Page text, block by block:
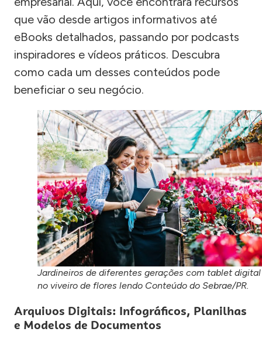
que vão desde artigos informativos até
eBooks detalhados, passando por podcasts
inspiradores e vídeos práticos. Descubra
como cada um desses conteúdos pode
beneficiar o seu negócio.
Jardineiros de diferentes gerações com tablet digital
no viveiro de flores lendo Conteúdo do Sebrae/PR.
Arquivos Digitais: Infográficos, Planilhas
e Modelos de Documentos